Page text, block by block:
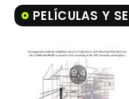
PELÍCULAS Y
9,4